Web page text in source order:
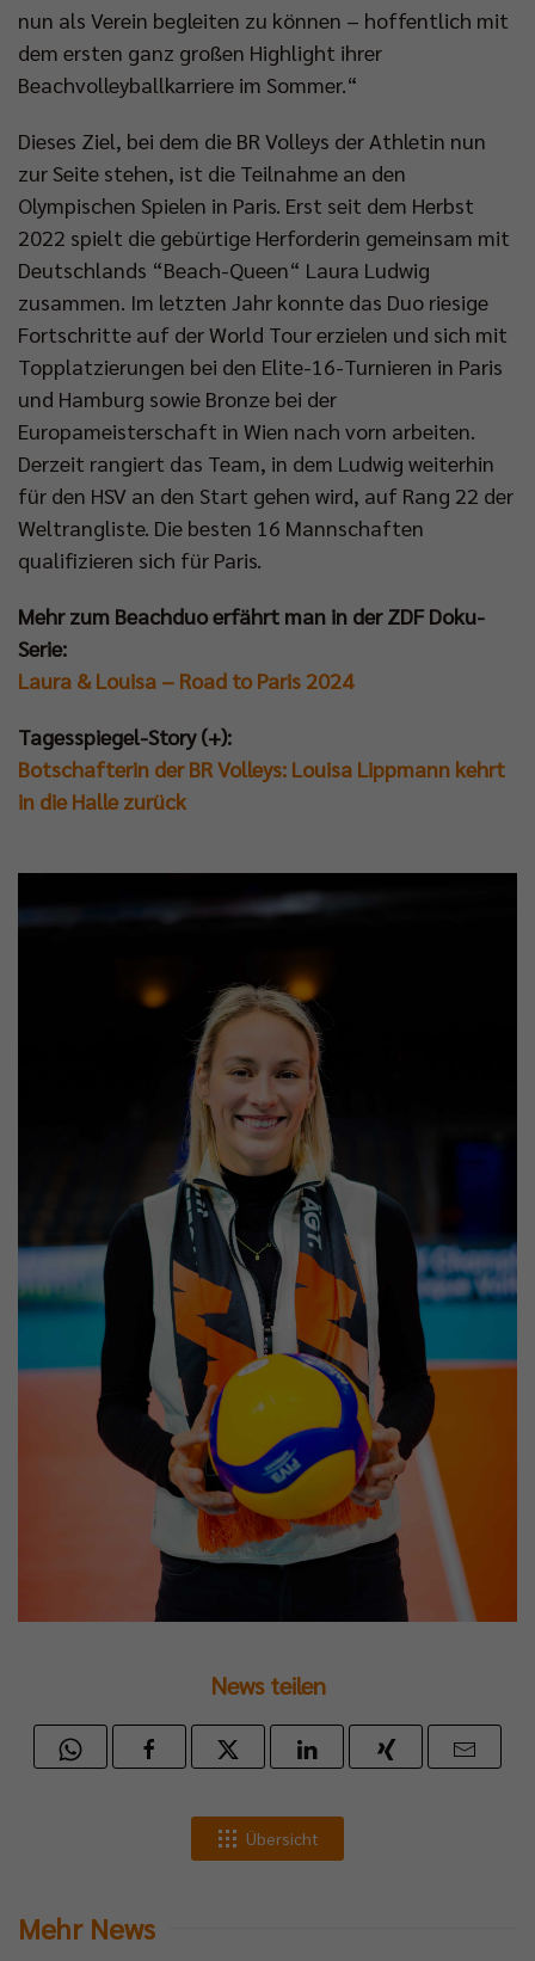
nun als Verein begleiten zu können – hoffentlich mit
dem ersten ganz großen Highlight ihrer
Beachvolleyballkarriere im Sommer.“
Dieses Ziel, bei dem die BR Volleys der Athletin nun
zur Seite stehen, ist die Teilnahme an den
Olympischen Spielen in Paris. Erst seit dem Herbst
2022 spielt die gebürtige Herforderin gemeinsam mit
Deutschlands “Beach-Queen“ Laura Ludwig
zusammen. Im letzten Jahr konnte das Duo riesige
Fortschritte auf der World Tour erzielen und sich mit
Topplatzierungen bei den Elite-16-Turnieren in Paris
und Hamburg sowie Bronze bei der
Europameisterschaft in Wien nach vorn arbeiten.
Derzeit rangiert das Team, in dem Ludwig weiterhin
für den HSV an den Start gehen wird, auf Rang 22 der
Weltrangliste. Die besten 16 Mannschaften
qualifizieren sich für Paris.
Mehr zum Beachduo erfährt man in der ZDF Doku-
Serie:
Laura & Louisa – Road to Paris 2024
Tagesspiegel-Story (+):
Botschafterin der BR Volleys: Louisa Lippmann kehrt
in die Halle zurück
News teilen
Übersicht
Mehr News